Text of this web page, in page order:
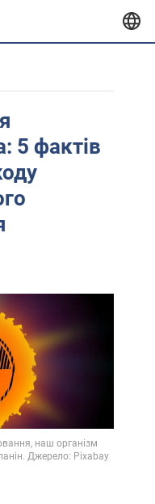
5 фактів
наш організм
Джерело: Pixabay